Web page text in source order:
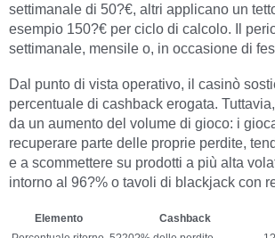
settimanale di 50?€, altri applicano un
esempio 150?€ per ciclo di calcolo. Il
settimanale, mensile o, in occasione di
Dal punto di vista operativo, il casinò
percentuale di cashback erogata.
da un aumento del volume di gioco: i
recuperare parte delle proprie perdite,
e a scommettere su prodotti a più alta
intorno al 96?% o tavoli di blackjack con
Elemento Cashback